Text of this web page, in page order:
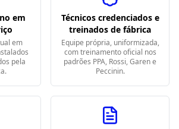
em
em
pela
Técnicos credenciados e
treinados de fábrica
Equipe própria, uniformizada,
com treinamento oficial nos
padrões PPA, Rossi, Garen e
Peccinin.